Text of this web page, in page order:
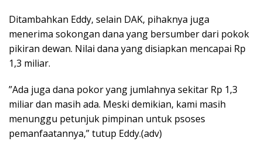
Ditambahkan Eddy, selain DAK, pihaknya juga
menerima sokongan dana yang bersumber dari pokok
pikiran dewan. Nilai dana yang disiapkan mencapai Rp
1,3 miliar.
”Ada juga dana pokor yang jumlahnya sekitar Rp 1,3
miliar dan masih ada. Meski demikian, kami masih
menunggu petunjuk pimpinan untuk psoses
pemanfaatannya,” tutup Eddy.(adv)